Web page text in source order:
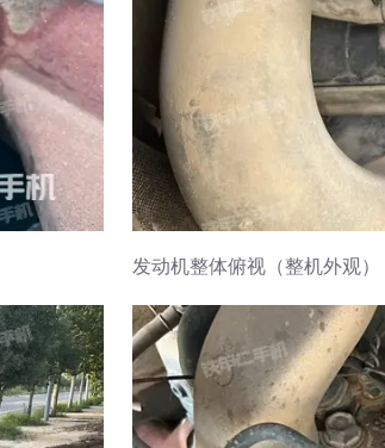
发动机整体俯视（整机外观）